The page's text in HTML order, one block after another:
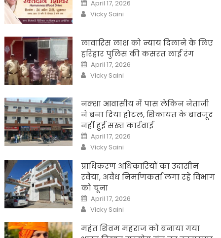
on
April 17, 2026
Author
Vicky Saini
लावारिस लाश को न्याय दिलाने के लिए
हरिद्वार पुलिस की कसरत लाई रंग
Posted
on
April 17, 2026
Author
Vicky Saini
नक्शा आवासीय में पास लेकिन नेताजी
ने बना दिया होटल, शिकायत के बावजूद
नहीं हुई सख्त कार्रवाई
Posted
on
April 17, 2026
Author
Vicky Saini
प्राधिकरण अधिकारियों का उदासीन
रवैया, अवैध निर्माणकर्ता लगा रहे विभाग
को चूना
Posted
on
April 17, 2026
Author
Vicky Saini
महंत शिवम महराज को बनाया गया